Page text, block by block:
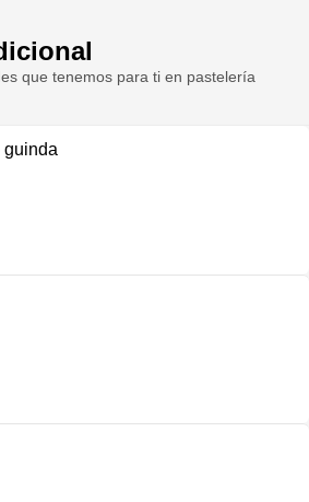
que tenemos para ti en pastelería
guinda